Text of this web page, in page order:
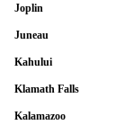
Joplin
Juneau
Kahului
Klamath Falls
Kalamazoo